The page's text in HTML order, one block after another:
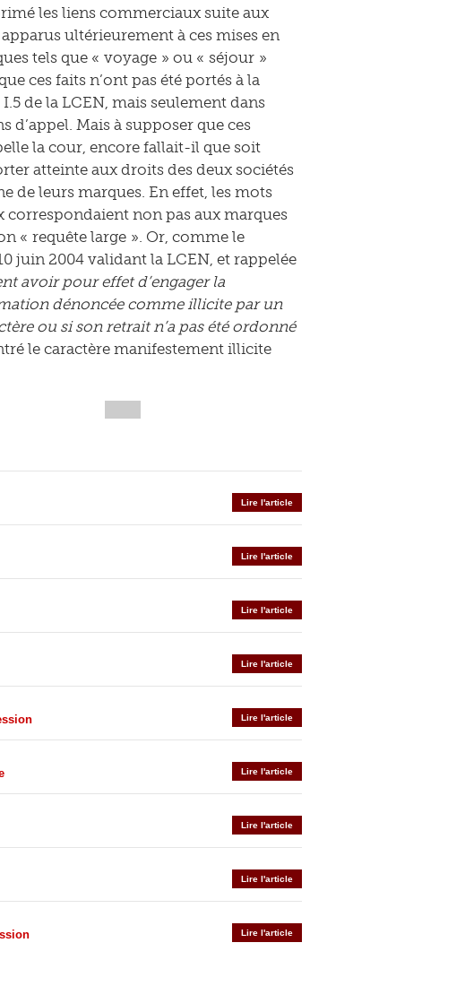
les liens commerciaux suite aux
ultérieurement à ces mises en
tels que « voyage » ou « séjour »
ces faits n’ont pas été portés à la
de la LCEN, mais seulement dans
Mais à supposer que ces
la cour, encore fallait-il que soit
atteinte aux droits des deux sociétés
de leurs marques. En effet, les mots
correspondaient non pas aux marques
« requête large ». Or, comme le
juin 2004 validant la LCEN, et rappelée
avoir pour effet d’engager la
dénoncée comme illicite par un
ou si son retrait n’a pas été ordonné
le caractère manifestement illicite
Lire l'article
Lire l'article
Lire l'article
Lire l'article
Lire l'article
Lire l'article
Lire l'article
Lire l'article
Lire l'article